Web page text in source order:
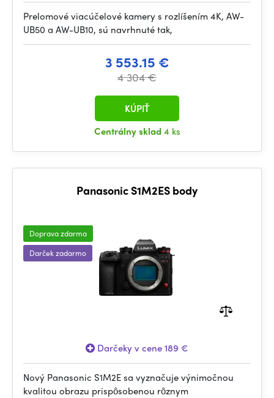
Prelomové viacúčelové kamery s rozlíšením 4K, AW-
UB50 a AW-UB10, sú navrhnuté tak,
3 553.15 €
4 304 €
Centrálny sklad4 ks
KÚPIŤ
Panasonic S1M2ES body
Doprava zdarma
Darček zadarmo
Darčeky v cene 189 €
Nový Panasonic S1M2E sa vyznačuje výnimočnou
kvalitou obrazu prispôsobenou rôznym